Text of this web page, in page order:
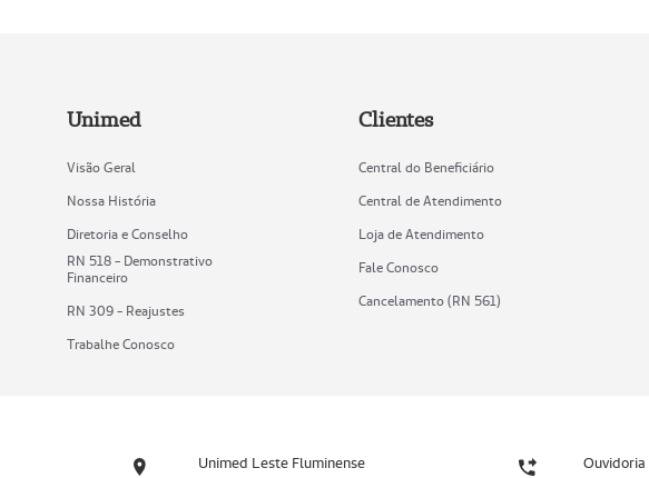
Unimed
Visão Geral
Nossa História
Diretoria e Conselho
RN 518 - Demonstrativo
Financeiro
RN 309 - Reajustes
Trabalhe Conosco
Clientes
Central do Beneficiário
Central de Atendimento
Loja de Atendimento
Fale Conosco
Cancelamento (RN 561)
Unimed Leste Fluminense Ouvidoria